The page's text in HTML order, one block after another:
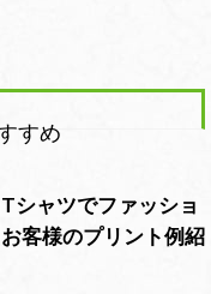
すめ
シャツでファッショ
客様のプリント例紹